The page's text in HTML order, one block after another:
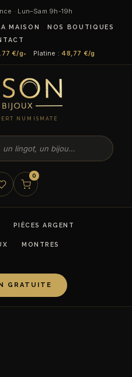
· Lun–Sam 9h-19h
MAISON
NOS BOUTIQUES
€/g Platine :48,77 €/g
NUMISMATE
0
PIÈCES ARGENT
MONTRES
GRATUITE